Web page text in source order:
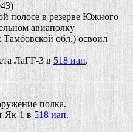
полосе в резерве Южного
авиаполку
обл.) освоил
ЛаГГ-3 в518 иап.
полка.
Як-1 в 518 иап.